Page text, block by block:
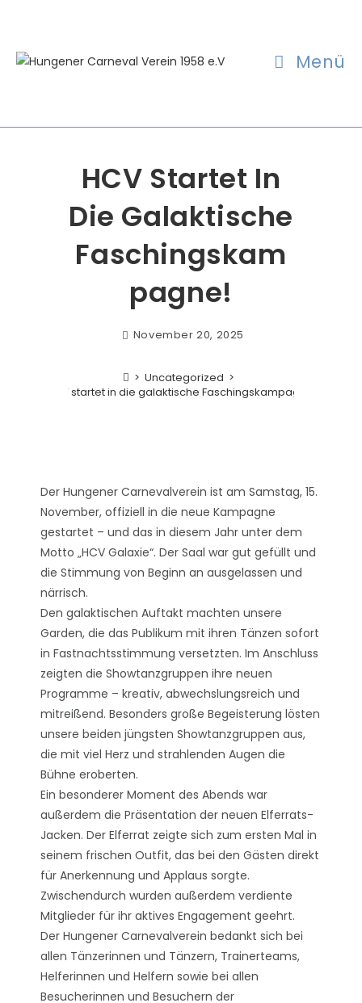
Menü
HCV Startet In
Die Galaktische
Faschingskam
Pagne!
November 20, 2025
> Uncategorized >
HCV startet in die galaktische Faschingskampagne!
Der Hungener Carnevalverein ist am Samstag, 15.
November, offiziell in die neue Kampagne
gestartet – und das in diesem Jahr unter dem
Motto „HCV Galaxie“. Der Saal war gut gefüllt und
die Stimmung von Beginn an ausgelassen und
närrisch.
Den galaktischen Auftakt machten unsere
Garden, die das Publikum mit ihren Tänzen sofort
in Fastnachtsstimmung versetzten. Im Anschluss
zeigten die Showtanzgruppen ihre neuen
Programme – kreativ, abwechslungsreich und
mitreißend. Besonders große Begeisterung lösten
unsere beiden jüngsten Showtanzgruppen aus,
die mit viel Herz und strahlenden Augen die
Bühne eroberten.
Ein besonderer Moment des Abends war
außerdem die Präsentation der neuen Elferrats-
Jacken. Der Elferrat zeigte sich zum ersten Mal in
seinem frischen Outfit, das bei den Gästen direkt
für Anerkennung und Applaus sorgte.
Zwischendurch wurden außerdem verdiente
Mitglieder für ihr aktives Engagement geehrt.
Der Hungener Carnevalverein bedankt sich bei
allen Tänzerinnen und Tänzern, Trainerteams,
Helferinnen und Helfern sowie bei allen
Besucherinnen und Besuchern der